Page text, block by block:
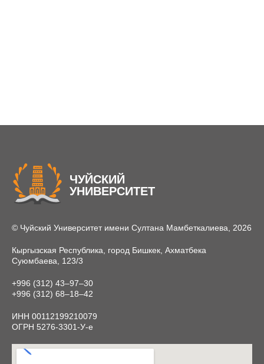
ЧУЙСКИЙ
УНИВЕРСИТЕТ
© Чуйский Университет имени Султана Мамбеткалиева, 2026
Кыргызская Республика, город Бишкек, Ахматбека
Суюмбаева, 123/3
+996 (312) 43‒97‒30
+996 (312) 68‒18‒42
ИНН 00112199210079
ОГРН 5276-3301-У-е